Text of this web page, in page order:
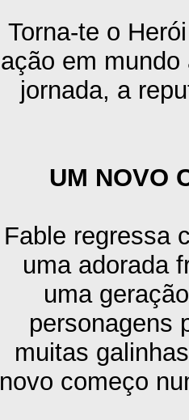
Torna-te o
ação em
jornada, a
UM NOVO
Fable regressa
uma adorada
uma
personagens
muitas
novo começo